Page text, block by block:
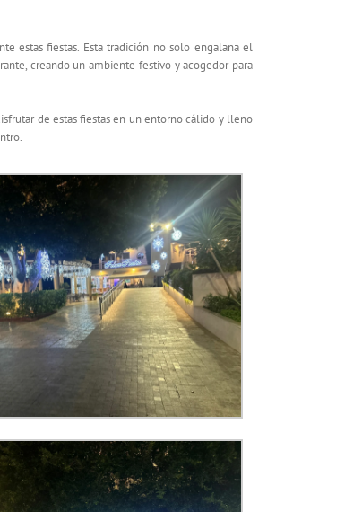
estas fiestas. Esta tradición no solo engalana el
creando un ambiente festivo y acogedor para
de estas fiestas en un entorno cálido y lleno